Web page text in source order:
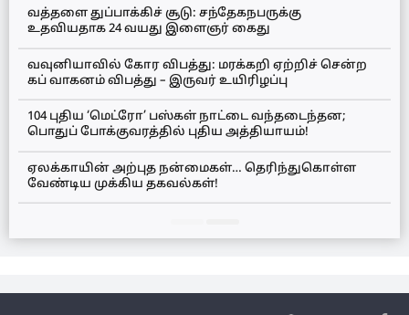
வத்தளை துப்பாக்கிச் சூடு: சந்தேகநபருக்கு
உதவியதாக 24 வயது இளைஞர் கைது
வவுனியாவில் கோர விபத்து: மரக்கறி ஏற்றிச் சென்ற
கப் வாகனம் விபத்து – இருவர் உயிரிழப்பு
104 புதிய ‘மெட்ரோ’ பஸ்கள் நாட்டை வந்தடைந்தன;
பொதுப் போக்குவரத்தில் புதிய அத்தியாயம்!
ஏலக்காயின் அற்புத நன்மைகள்… தெரிந்துகொள்ள
வேண்டிய முக்கிய தகவல்கள்!